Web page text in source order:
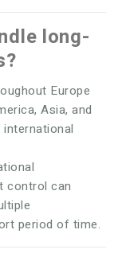
long-
Europe
Asia, and
control can
period of time.